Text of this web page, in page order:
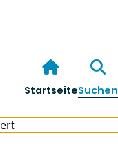
StartseiteSuchen